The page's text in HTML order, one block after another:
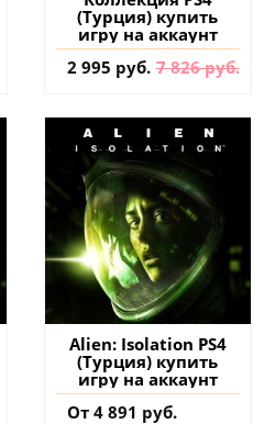
(Турция) купить
игру на аккаунт
2 995 руб. 7 826 руб.
Alien: Isolation PS4
(Турция) купить
игру на аккаунт
От 4 891 руб.